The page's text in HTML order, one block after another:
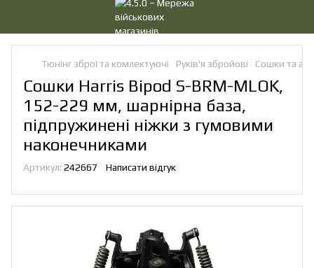
Тюнінг зброї та комлектуючі Руків'я збройові Сошки та
Сошки Harris Bipod S-BRM-MLOK,
152-229 мм, шарнірна база,
підпружинені ніжки з гумовими
наконечниками
Артикул: 242667 Написати відгук